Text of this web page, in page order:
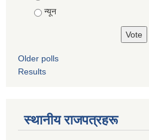
न्यून
Older polls
Results
स्थानीय राजपत्रहरू